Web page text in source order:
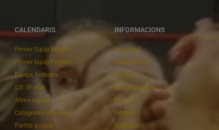
CALENDARIS
Primer Equip Masculí
Primer Equip Femení
Equips federats
C.E. El Vilar
Altres equips
Categories inferiors
Partits a casa
INFORMACIONS
Actualitat
Inscripcions
Botiga
Documentació
Playoff
Intranet
Contacte